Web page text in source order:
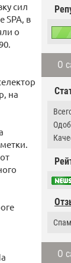
О
О
сил
SPA, в
о
на